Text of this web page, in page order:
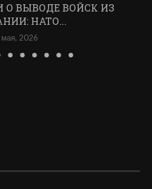
ВЫВОДЕ ВОЙСК ИЗ
НАТО...
мая, 2026